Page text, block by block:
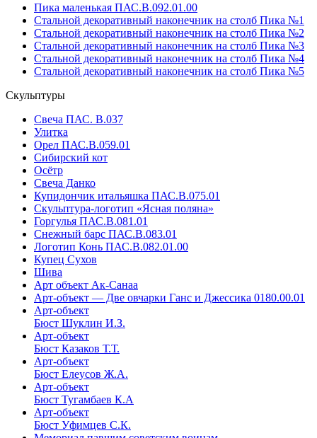
Пика маленькая ПАС.В.092.01.00
Стальной декоративный наконечник на столб Пика №1
Стальной декоративный наконечник на столб Пика №2
Стальной декоративный наконечник на столб Пика №3
Стальной декоративный наконечник на столб Пика №4
Стальной декоративный наконечник на столб Пика №5
Скульптуры
Свеча ПАС. В.037
Улитка
Орел ПАС.В.059.01
Сибирский кот
Осётр
Свеча Данко
Купидончик итальяшка ПАС.В.075.01
Скульптура-логотип «Ясная поляна»
Горгулья ПАС.В.081.01
Снежный барс ПАС.В.083.01
Логотип Конь ПАС.В.082.01.00
Купец Сухов
Шива
Арт объект Ак-Санаа
Арт-объект — Две овчарки Ганс и Джессика 0180.00.01
Арт-объект
Бюст Шуклин И.З.
Арт-объект
Бюст Казаков Т.Т.
Арт-объект
Бюст Елеусов Ж.А.
Арт-объект
Бюст Тугамбаев К.А
Арт-объект
Бюст Уфимцев С.К.